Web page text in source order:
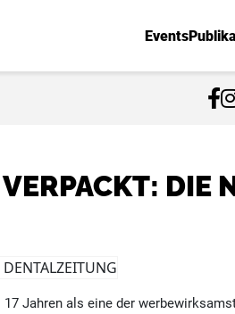
Events
DIE
Jahren als eine der